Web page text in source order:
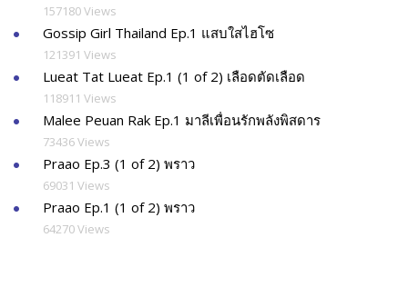
157180 Views
Gossip Girl Thailand Ep.1 แสบใสไฮโซ
121391 Views
Lueat Tat Lueat Ep.1 (1 of 2) เลือดตัดเลือด
118911 Views
Malee Peuan Rak Ep.1 มาลีเพื่อนรักพลังพิสดาร
73436 Views
Praao Ep.3 (1 of 2) พราว
69031 Views
Praao Ep.1 (1 of 2) พราว
64270 Views